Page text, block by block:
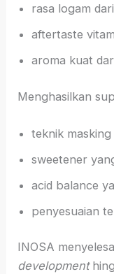
rasa logam
aftertaste
aroma kuat
Menghasilkan
teknik
sweetener
acid balance
penyesuaian
INOSA
development